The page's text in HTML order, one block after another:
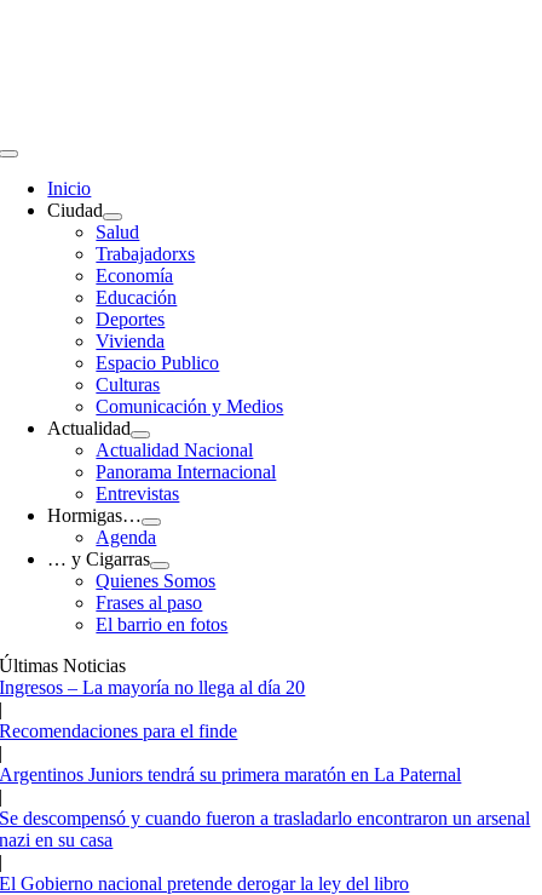
Toggle
Navigation
Inicio
Ciudad
Salud
Trabajadorxs
Economía
Educación
Deportes
Vivienda
Espacio Publico
Culturas
Comunicación y Medios
Actualidad
Actualidad Nacional
Panorama Internacional
Entrevistas
Hormigas…
Agenda
… y Cigarras
Quienes Somos
Frases al paso
El barrio en fotos
Últimas Noticias
Ingresos – La mayoría no llega al día 20
|
Recomendaciones para el finde
|
Argentinos Juniors tendrá su primera maratón en La Paternal
|
Se descompensó y cuando fueron a trasladarlo encontraron un arsenal
nazi en su casa
|
El Gobierno nacional pretende derogar la ley del libro